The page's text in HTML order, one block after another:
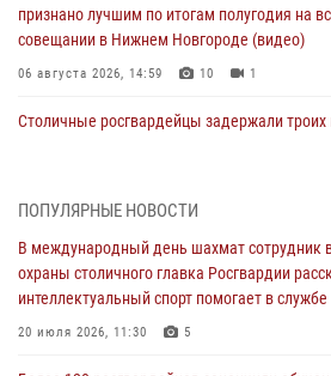
признано лучшим по итогам полугодия на
совещании в Нижнем Новгороде (видео)
06 августа 2026, 14:59 10 1
Столичные росгвардейцы задержали
матче в Москве обеспечила Росгвардия
06 августа 2026, 08:30
Столичные росгвардейцы задержали
ПОПУЛЯРНЫЕ НОВОСТИ
В международный день шахмат сотрудник
охраны столичного главка Росгвардии
интеллектуальный спорт помогает в службе
20 июля 2026, 11:30 5